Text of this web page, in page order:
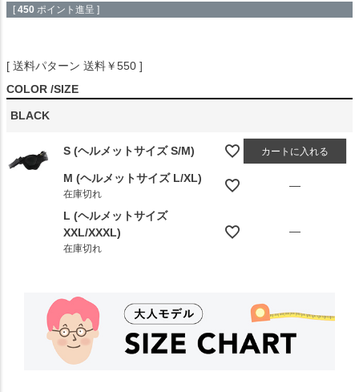
[ 450 ポイント進呈 ]
送料パターン 送料￥550
COLOR SIZE
BLACK
S (ヘルメットサイズ S/M) カートに入れる
M (ヘルメットサイズ L/XL)
在庫切れ
—
L (ヘルメットサイズ
XXL/XXXL)
在庫切れ
—